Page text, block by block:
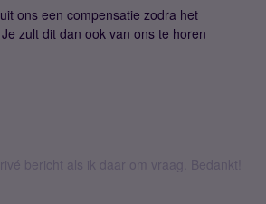
ons een compensatie zodra het
zult dit dan ook van ons te horen
bericht als ik daar om vraag. Bedankt!